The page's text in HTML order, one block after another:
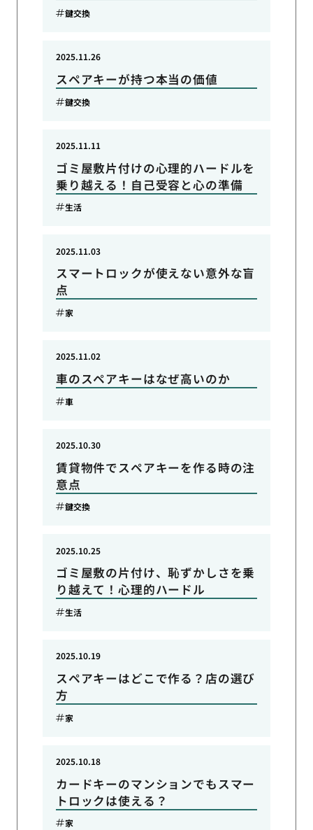
鍵交換
スペアキーが持つ本当の価値
2025.11.26
鍵交換
ゴミ屋敷片付けの心理的ハードルを
乗り越える！自己受容と心の準備
2025.11.11
生活
スマートロックが使えない意外な盲
点
2025.11.03
家
車のスペアキーはなぜ高いのか
2025.11.02
車
賃貸物件でスペアキーを作る時の注
意点
2025.10.30
鍵交換
ゴミ屋敷の片付け、恥ずかしさを乗
り越えて！心理的ハードル
2025.10.25
生活
スペアキーはどこで作る？店の選び
方
2025.10.19
家
カードキーのマンションでもスマー
トロックは使える？
2025.10.18
家